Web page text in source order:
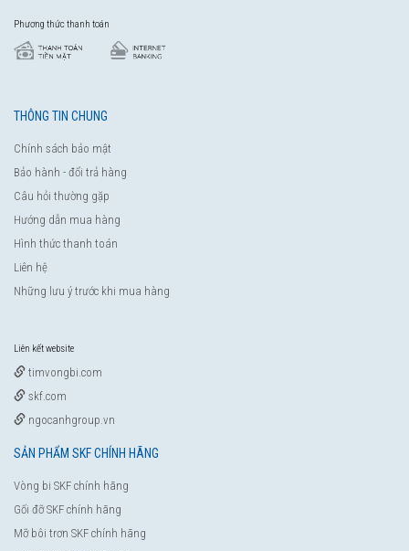
Phương thức thanh toán
THÔNG TIN CHUNG
Chính sách bảo mật
Bảo hành - đổi trả hàng
Câu hỏi thường gặp
Hướng dẫn mua hàng
Hình thức thanh toán
Liên hệ
Những lưu ý trước khi mua hàng
Liên kết website
timvongbi.com
skf.com
ngocanhgroup.vn
SẢN PHẨM SKF CHÍNH HÃNG
Vòng bi SKF chính hãng
Gối đỡ SKF chính hãng
Mỡ bôi trơn SKF chính hãng